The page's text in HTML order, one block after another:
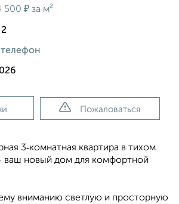
500 ₽ за м²
телефон
Пожаловаться
3‑комнатная квартира в тихом
ваш новый дом для комфортной
вниманию светлую и просторную